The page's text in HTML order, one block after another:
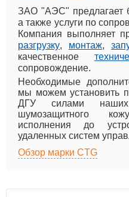
ЗАО "АЭС" предлагает
а также услуги по
Компания выполняет
разгрузку, монтаж,
качественное
сопровождение.
Необходимые
мы можем установить
ДГУ силами
шумозащитного
исполнения до
удаленных систем
Обзор марки CTG